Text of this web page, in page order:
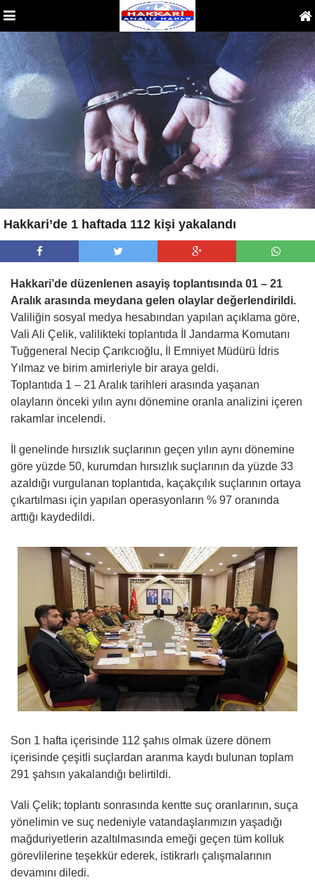
Hakkari’de 1 haftada 112 kişi yakalandı
Hakkari’de düzenlenen asayiş toplantısında 01 – 21
Aralık arasında meydana gelen olaylar değerlendirildi.
Valiliğin sosyal medya hesabından yapılan açıklama göre,
Vali Ali Çelik, valilikteki toplantıda İl Jandarma Komutanı
Tuğgeneral Necip Çarıkcıoğlu, İl Emniyet Müdürü İdris
Yılmaz ve birim amirleriyle bir araya geldi.
Toplantıda 1 – 21 Aralık tarihleri arasında yaşanan
olayların önceki yılın aynı dönemine oranla analizini içeren
rakamlar incelendi.
İl genelinde hırsızlık suçlarının geçen yılın aynı dönemine
göre yüzde 50, kurumdan hırsızlık suçlarının da yüzde 33
azaldığı vurgulanan toplantıda, kaçakçılık suçlarının ortaya
çıkartılması için yapılan operasyonların % 97 oranında
arttığı kaydedildi.
Son 1 hafta içerisinde 112 şahıs olmak üzere dönem
içerisinde çeşitli suçlardan aranma kaydı bulunan toplam
291 şahsın yakalandığı belirtildi.
Vali Çelik; toplantı sonrasında kentte suç oranlarının, suça
yönelimin ve suç nedeniyle vatandaşlarımızın yaşadığı
mağduriyetlerin azaltılmasında emeği geçen tüm kolluk
görevlilerine teşekkür ederek, istikrarlı çalışmalarının
devamını diledi.